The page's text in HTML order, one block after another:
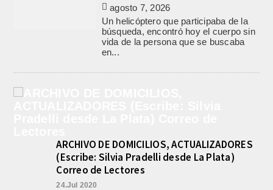
agosto 7, 2026
Un helicóptero que participaba de la
búsqueda, encontró hoy el cuerpo sin
vida de la persona que se buscaba
en...
ARCHIVO DE DOMICILIOS, ACTUALIZADORES
(Escribe: Silvia Pradelli desde La Plata)
Correo de Lectores
24.Jul 2020